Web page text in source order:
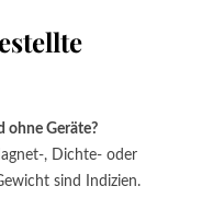
ohne Geräte?
, Dichte- oder
sind Indizien.